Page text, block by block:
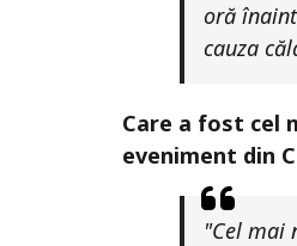
oră
cauza
Care a fost cel
eveniment din
"Cel mai